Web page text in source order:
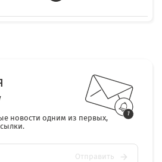
новости одним из первых,
Отправить